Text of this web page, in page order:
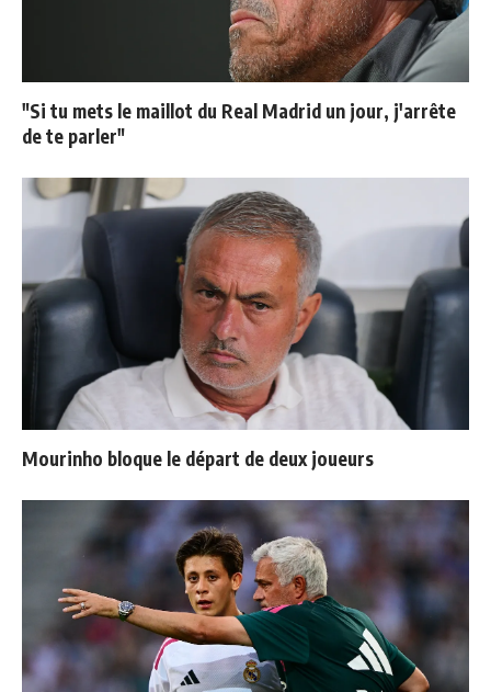
"Si tu mets le maillot du Real Madrid un jour, j'arrête
de te parler"
Mourinho bloque le départ de deux joueurs